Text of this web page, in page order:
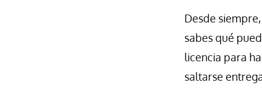
Desde siempre,
sabes qué
licencia para
saltarse